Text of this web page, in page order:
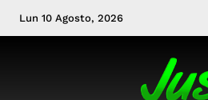
Lun 10 Agosto, 2026